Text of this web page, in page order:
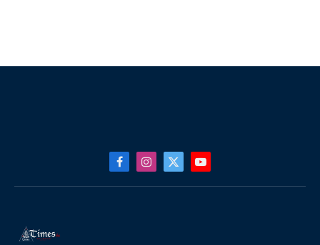
FacebookInstagram
X
(Twitter)
YouTube